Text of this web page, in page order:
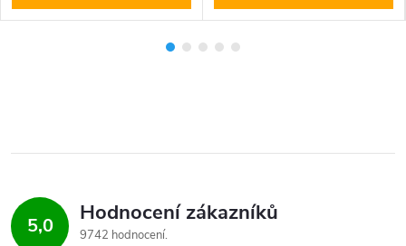
5,0 Hodnocení zákazníků
9742 hodnocení